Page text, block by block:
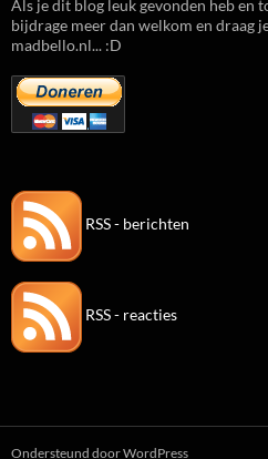
Als je dit blog leuk gevonden heb en
bijdrage meer dan welkom en draag
madbello.nl... :D
RSS - berichten
RSS - reacties
Ondersteund door WordPress